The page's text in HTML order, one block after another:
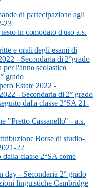
di partecipazione agli
23
in comodato d'uso a.s.
e orali degli esami di
- Secondaria di 2°grado
per l'anno scolastico
grado
Estate 2022 -
- Secondaria di 2° grado
dalla classe 2°SA 21-
"Pretto Cassanello" - a.s.
Borse di studio-
22
classe 2°SA come
day - Secondaria 2° grado
linguistiche Cambridge